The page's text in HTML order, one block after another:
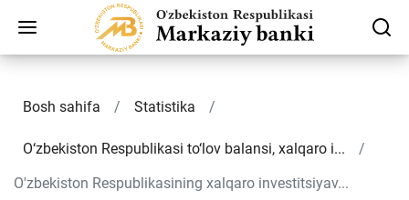
Bosh sahifa Statistika
O‘zbekiston Respublikasi to‘lov balansi, xalqaro i...
O'zbekiston Respublikasining xalqaro investitsiyav...